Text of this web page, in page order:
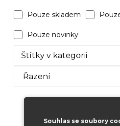
Souhlas se soubory
Pouze skladem
Pouze novinky
Štítky v kategorii
1 2